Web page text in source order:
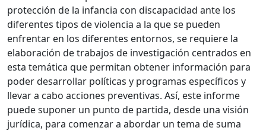
protección de la infancia con discapacidad ante los
diferentes tipos de violencia a la que se pueden
enfrentar en los diferentes entornos, se requiere la
elaboración de trabajos de investigación centrados en
esta temática que permitan obtener información para
poder desarrollar políticas y programas específicos y
llevar a cabo acciones preventivas. Así, este informe
puede suponer un punto de partida, desde una visión
jurídica, para comenzar a abordar un tema de suma